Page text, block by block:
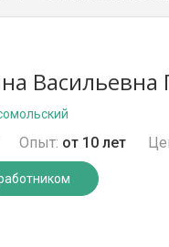
Васильевна
Опыт: от 10 лет